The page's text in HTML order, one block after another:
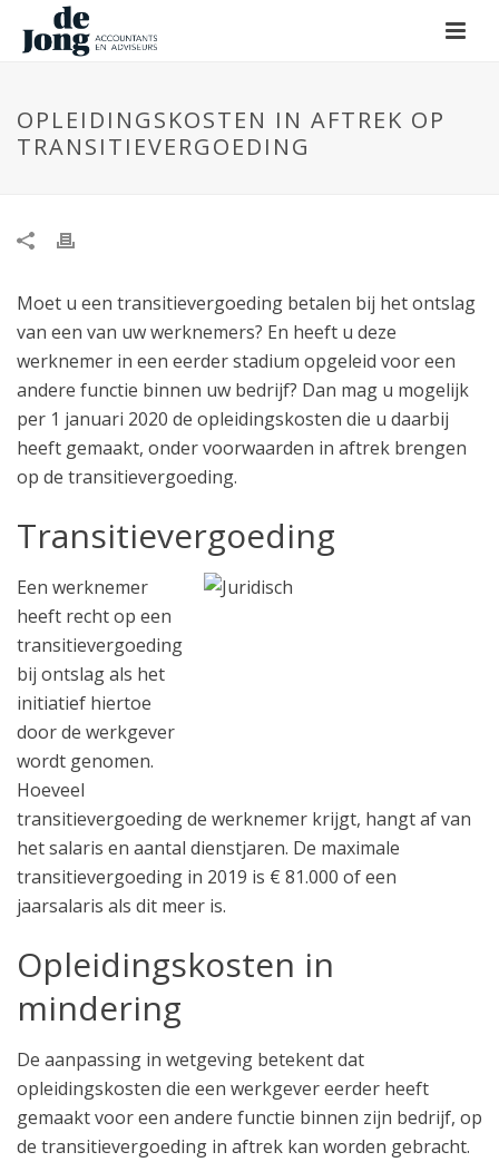
OPLEIDINGSKOSTEN IN AFTREK OP
TRANSITIEVERGOEDING
Moet u een transitievergoeding betalen bij het ontslag
van een van uw werknemers? En heeft u deze
werknemer in een eerder stadium opgeleid voor een
andere functie binnen uw bedrijf? Dan mag u mogelijk
per 1 januari 2020 de opleidingskosten die u daarbij
heeft gemaakt, onder voorwaarden in aftrek brengen
op de transitievergoeding.
Transitievergoeding
Een werknemer
heeft recht op een
transitievergoeding
bij ontslag als het
initiatief hiertoe
door de werkgever
wordt genomen.
Hoeveel
transitievergoeding de werknemer krijgt, hangt af van
het salaris en aantal dienstjaren. De maximale
transitievergoeding in 2019 is € 81.000 of een
jaarsalaris als dit meer is.
Opleidingskosten in
mindering
De aanpassing in wetgeving betekent dat
opleidingskosten die een werkgever eerder heeft
gemaakt voor een andere functie binnen zijn bedrijf, op
de transitievergoeding in aftrek kan worden gebracht.